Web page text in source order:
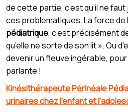
de cette partie, c’est qu’il ne
ces problématiques. La force de
pédiatrique, c’est précisément
qu’elle ne sorte de son lit ». Ou
devenir un fleuve ingérable,
parlante !
Kinésithérapeute Périnéale
urinaires chez l'enfant et